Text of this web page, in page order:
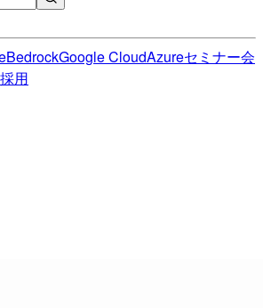
BedrockGoogle CloudAzureセミナー会
採用